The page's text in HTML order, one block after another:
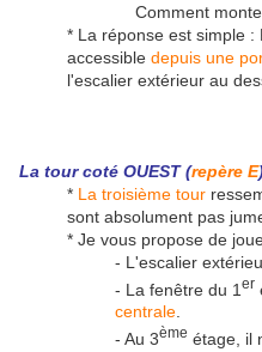
Comment
* La réponse est simple
accessible depuis une
l'escalier extérieur au
La tour coté OUEST (repère E
* La troisième tour
sont absolument pas
* Je vous propose de
- L'escalier
- La fenêtre du 1 er
centrale.
- Au 3ème étage, il